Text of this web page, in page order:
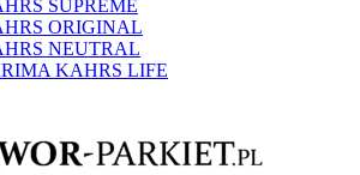
SUPREME
ORIGINAL
NEUTRAL
KAHRS LIFE